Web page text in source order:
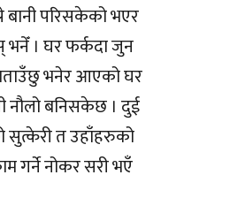
बानी परिसकेको भएर
भनेँ । घर फर्कदा जुन
भनेर आएको घर
नौलो बनिसकेछ । दुई
सुत्केरी त उहाँहरुको
गर्ने नोकर सरी भएँ